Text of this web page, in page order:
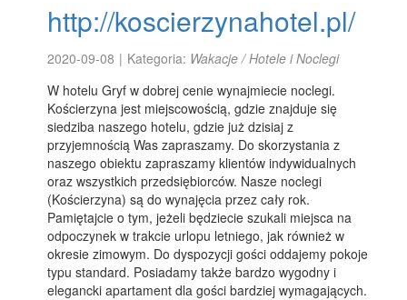
http://koscierzynahotel.pl/
2020-09-08 | Kategoria: Wakacje / Hotele i Noclegi
W hotelu Gryf w dobrej cenie wynajmiecie noclegi.
Kościerzyna jest miejscowością, gdzie znajduje się
siedziba naszego hotelu, gdzie już dzisiaj z
przyjemnością Was zapraszamy. Do skorzystania z
naszego obiektu zapraszamy klientów indywidualnych
oraz wszystkich przedsiębiorców. Nasze noclegi
(Kościerzyna) są do wynajęcia przez cały rok.
Pamiętajcie o tym, jeżeli będziecie szukali miejsca na
odpoczynek w trakcie urlopu letniego, jak również w
okresie zimowym. Do dyspozycji gości oddajemy pokoje
typu standard. Posiadamy także bardzo wygodny i
elegancki apartament dla gości bardziej wymagających.